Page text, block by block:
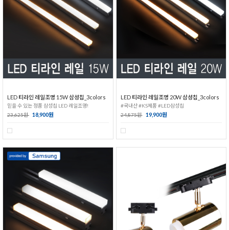
LED 티라인 레일조명 15W 삼성칩_3colors
믿을 수 있는 정품 삼성칩 LED 레일조명!
23,625원 18,900원
LED 티라인 레일조명 20W 삼성칩_3colors
#국내산 #KS제품 #LED삼성칩
24,875원 19,900원